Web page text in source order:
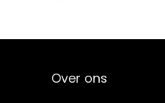
Over ons